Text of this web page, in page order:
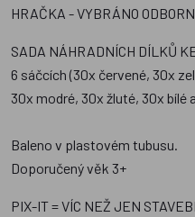
HRAČKA - VYBRÁNO
SADA NÁHRADNÍCH DÍLKŮ
6 sáčcích (30x červené, 30x
30x modré, 30x žluté, 30x bílé
Baleno v plastovém tubusu.
Doporučený věk 3+
PIX-IT = VÍC NEŽ JEN